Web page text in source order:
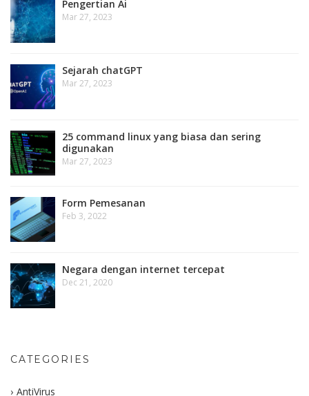
Pengertian Ai
Mar 27, 2023
Sejarah chatGPT
Mar 27, 2023
25 command linux yang biasa dan sering
digunakan
Mar 27, 2023
Form Pemesanan
Feb 3, 2022
Negara dengan internet tercepat
Dec 21, 2020
CATEGORIES
AntiVirus